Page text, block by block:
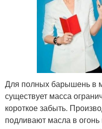
Года для женщин
Мода для девочек
Одежды для полных
женщин
Для полных барышень в
существует масса
короткое забыть.
подливают масла в